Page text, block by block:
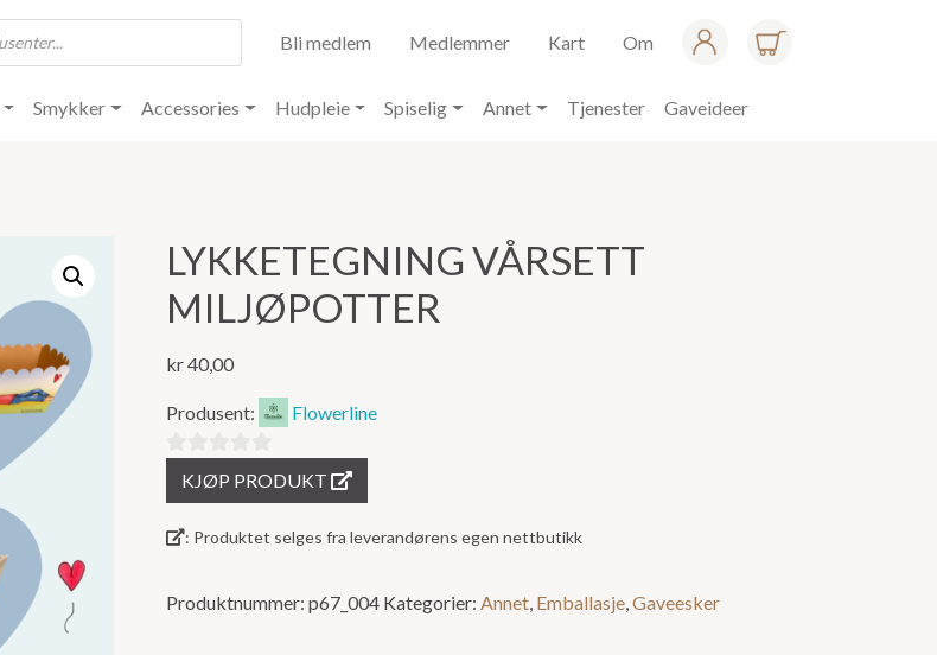
Bli medlem Medlemmer Kart Om
Smykker Accessories Hudpleie Spiselig Annet Tjenester Gaveideer
LYKKETEGNING VÅRSETT
MILJØPOTTER
kr40,00
Produsent: Flowerline
ut
av
KJØP PRODUKT
: Produktet selges fra leverandørens egen nettbutikk
Produktnummer:p67_004 Kategorier:Annet, Emballasje,Gaveesker